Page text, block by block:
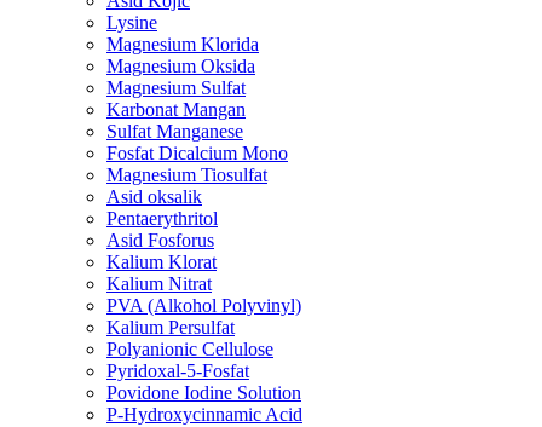
Lysine
Magnesium Klorida
Magnesium Oksida
Magnesium Sulfat
Karbonat Mangan
Sulfat Manganese
Fosfat Dicalcium Mono
Magnesium Tiosulfat
Asid oksalik
Pentaerythritol
Asid Fosforus
Kalium Klorat
Kalium Nitrat
PVA (Alkohol Polyvinyl)
Kalium Persulfat
Polyanionic Cellulose
Pyridoxal-5-Fosfat
Povidone Iodine Solution
P-Hydroxycinnamic Acid